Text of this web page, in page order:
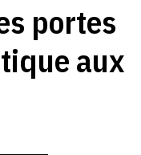
portes
aux